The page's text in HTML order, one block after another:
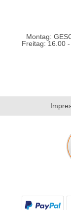
Montag:
Freitag: 16.00